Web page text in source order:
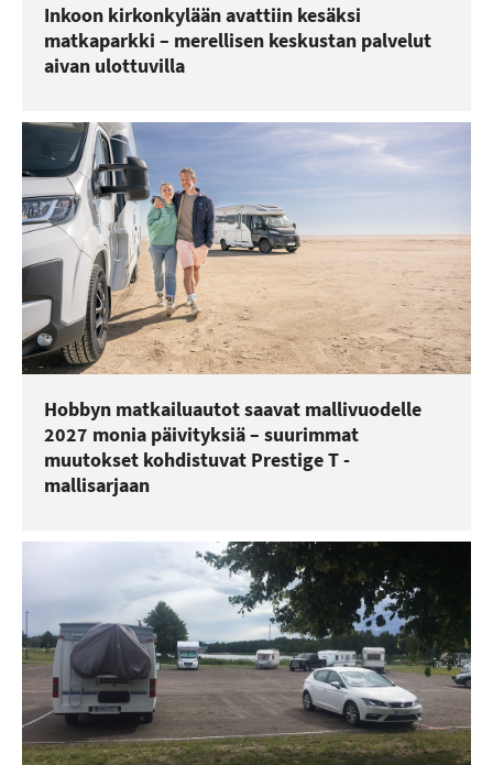
Inkoon kirkonkylään avattiin kesäksi
matkaparkki – merellisen keskustan palvelut
aivan ulottuvilla
Hobbyn matkailuautot saavat mallivuodelle
2027 monia päivityksiä – suurimmat
muutokset kohdistuvat Prestige T -
mallisarjaan